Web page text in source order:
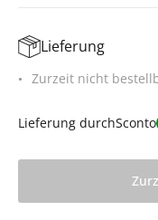
Lieferung
Zurzeit nicht
Lieferung durchSconto